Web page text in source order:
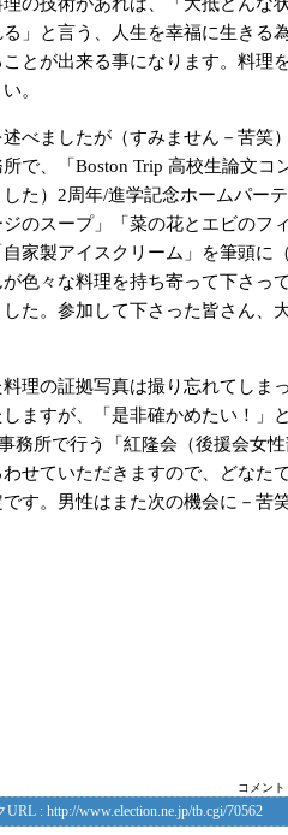
」と言う、人生を幸福に生きる
とが出来る事になります。料理
。
べましたが（すみません－苦笑
で、「Boston Trip 高校生論文コ
た）2周年/進学記念ホームパー
のスープ」「菜の花とエビのフ
家製アイスクリーム」を筆頭に
色々な料理を持ち寄って下さっ
た。参加して下さった皆さん、
理の証拠写真は撮り忘れてしま
ますが、「是非確かめたい！」
務所で行う「紅隆会（後援会女
せていただきますので、どなた
す。男性はまた次の機会に－苦笑
コメント
URL : http://www.election.ne.jp/tb.cgi/70562